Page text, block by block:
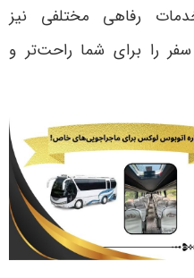
رفاهی مختلفی نیز
سفر را برای شما راحت‌تر و